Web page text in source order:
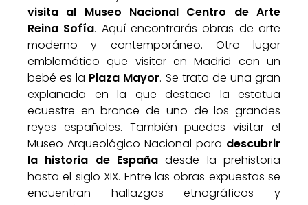
visita al Museo Nacional Centro de Arte
Reina Sofía. Aquí encontrarás obras de arte
moderno y contemporáneo. Otro lugar
emblemático que visitar en Madrid con un
bebé es la Plaza Mayor. Se trata de una gran
explanada en la que destaca la estatua
ecuestre en bronce de uno de los grandes
reyes españoles. También puedes visitar el
Museo Arqueológico Nacional para descubrir
la historia de España desde la prehistoria
hasta el siglo XIX. Entre las obras expuestas se
encuentran hallazgos etnográficos y